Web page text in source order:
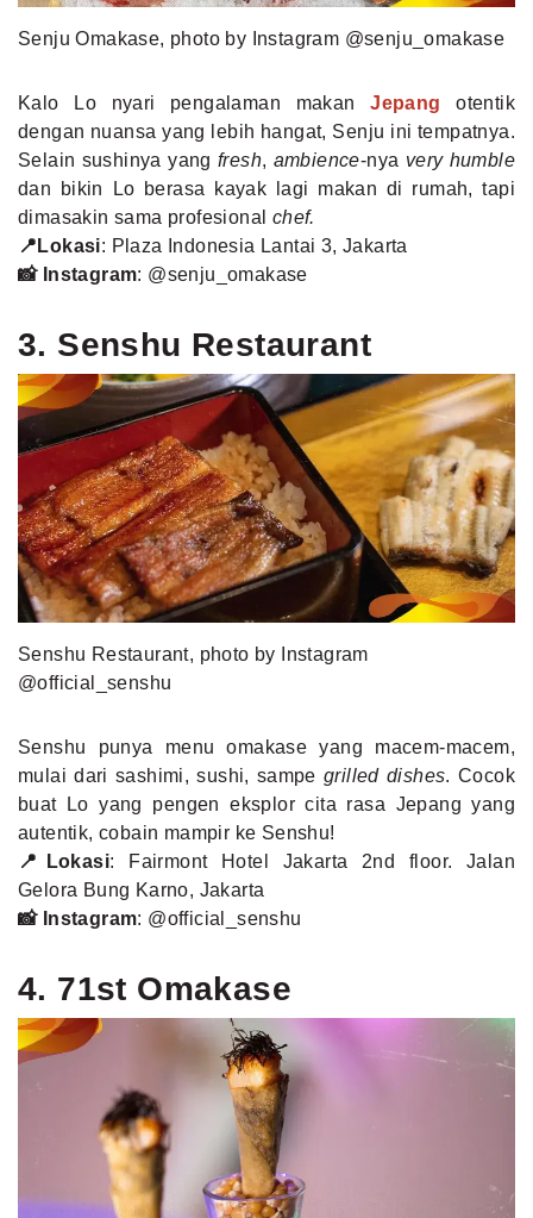
Senju Omakase, photo by Instagram @senju_omakase
Kalo Lo nyari pengalaman makanJepang
otentik
dengan nuansa yang lebih hangat, Senju ini tempatnya.
Selain sushinya yang fresh, ambience-nya very humble
dan bikin Lo berasa kayak lagi makan di rumah, tapi
dimasakin sama profesional chef.
📍Lokasi: Plaza Indonesia Lantai 3, Jakarta
📸 Instagram: @senju_omakase
3. Senshu Restaurant
Senshu Restaurant, photo by Instagram
@official_senshu
Senshu punya menu omakase yang macem-macem,
mulai dari sashimi, sushi, sampegrilled dishes. Cocok
buat Lo yang pengen eksplor cita rasa Jepang yang
autentik, cobain mampir ke Senshu!
📍Lokasi: Fairmont Hotel Jakarta 2nd floor. Jalan
Gelora Bung Karno, Jakarta
📸 Instagram: @official_senshu
4. 71st Omakase